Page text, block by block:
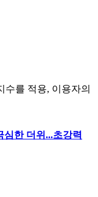
수를 적용, 이용자의
한 더위...초강력